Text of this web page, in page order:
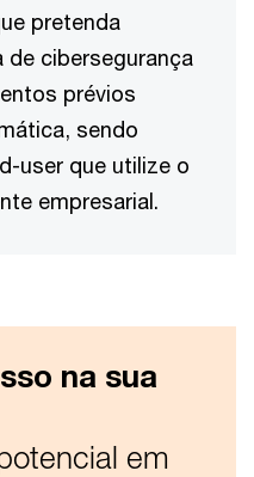
pretenda
de cibersegurança
prévios
sendo
user que utilize o
empresarial.
na sua
em